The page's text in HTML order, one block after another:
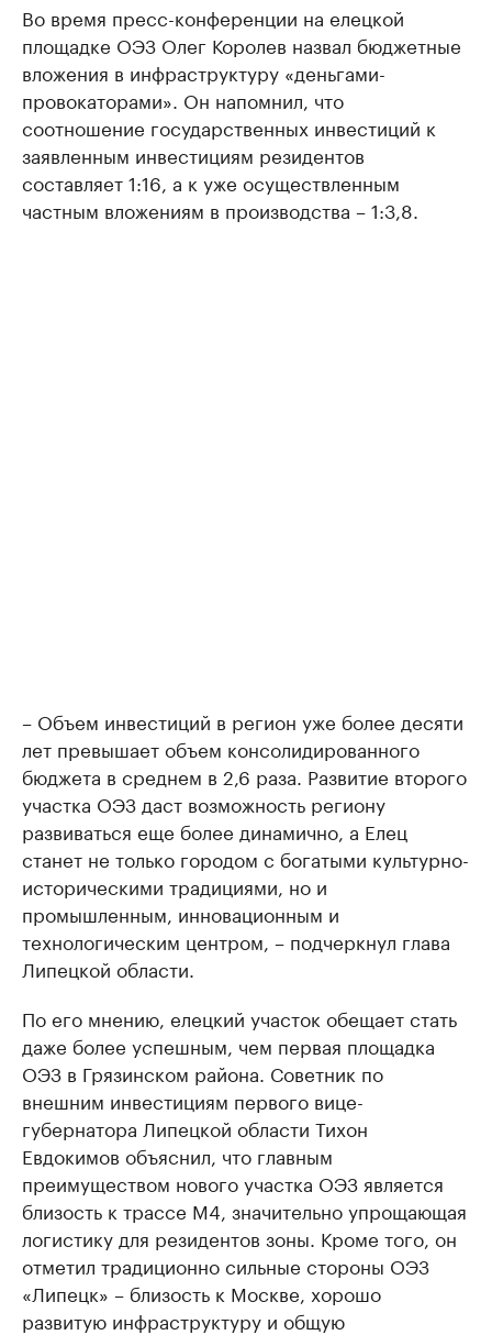
Во время пресс-конференции на елецкой
площадке ОЭЗ Олег Королев назвал бюджетные
вложения в инфраструктуру «деньгами-
провокаторами». Он напомнил, что
соотношение государственных инвестиций к
заявленным инвестициям резидентов
составляет 1:16, а к уже осуществленным
частным вложениям в производства – 1:3,8.
– Объем инвестиций в регион уже более десяти
лет превышает объем консолидированного
бюджета в среднем в 2,6 раза. Развитие второго
участка ОЭЗ даст возможность региону
развиваться еще более динамично, а Елец
станет не только городом с богатыми культурно-
историческими традициями, но и
промышленным, инновационным и
технологическим центром, – подчеркнул глава
Липецкой области.
По его мнению, елецкий участок обещает стать
даже более успешным, чем первая площадка
ОЭЗ в Грязинском района. Советник по
внешним инвестициям первого вице-
губернатора Липецкой области Тихон
Евдокимов объяснил, что главным
преимуществом нового участка ОЭЗ является
близость к трассе М4, значительно упрощающая
логистику для резидентов зоны. Кроме того, он
отметил традиционно сильные стороны ОЭЗ
«Липецк» – близость к Москве, хорошо
развитую инфраструктуру и общую